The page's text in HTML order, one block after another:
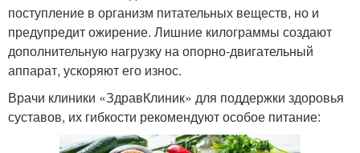
поступление в организм питательных веществ, но и
предупредит ожирение. Лишние килограммы создают
дополнительную нагрузку на опорно-двигательный
аппарат, ускоряют его износ.
Врачи клиники «ЗдравКлиник» для поддержки здоровья
суставов, их гибкости рекомендуют особое питание: